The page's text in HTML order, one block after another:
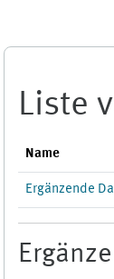
Liste
Name
Ergänzende